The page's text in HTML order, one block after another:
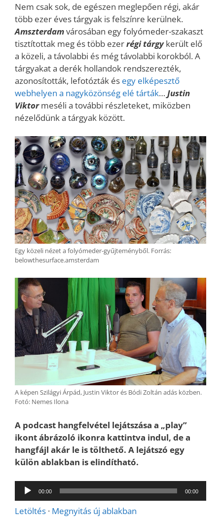
Nem csak sok, de egészen meglepően régi, akár
több ezer éves tárgyak is felszínre kerülnek.
Amszterdamvárosában egy folyómeder-szakaszt
tisztítottak meg és több ezerrégi tárgykerült elő
a közeli, a távolabbi és még távolabbi korokból. A
tárgyakat a derék hollandok rendszerezték,
azonosították, lefotózták és egy elképesztő
webhelyen a nagyközönség elé tárták… Justin
Viktormeséli a további részleteket, miközben
nézelődünk a tárgyak között.
Egy közeli nézet a folyómeder-gyűjteményből. Forrás:
belowthesurface.amsterdam
A képen Szilágyi Árpád, Justin Viktor és Bódi Zoltán adás közben.
Fotó: Nemes Ilona
A podcast hangfelvétel lejátszása a „play”
ikont ábrázoló ikonra kattintva indul, de a
hangfájl akár le is tölthető. A lejátszó egy
külön ablakban is elindítható.
Audió
lejátszó
00:00 00:00
Letöltés · Megnyitás új ablakban